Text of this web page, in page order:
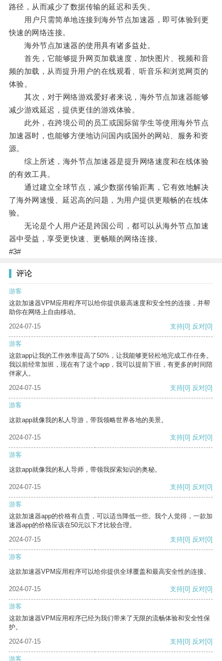
路径，从而减少了数据传输的延迟和丢失。
用户只需简单地连接到海外节点加速器，即可体验到更
快速的网络连接。
海外节点加速器的使用具有诸多益处。
首先，它能够提升网页加载速度，加快图片、视频和音
频的加载，从而提升用户的在线观看、听音乐和浏览网页的
体验。
其次，对于网络游戏爱好者来说，海外节点加速器能够
减少游戏延迟，提供更佳的游戏体验。
此外，在跨境公司的员工或国际留学生等使用海外节点
加速器时，也能够方便地访问国内或国外的网站、服务和资
源。
综上所述，海外节点加速器是提升网络速度和在线体验
的有效工具。
通过建立全球节点，减少数据传输距离，它有效地解决
了海外网速慢、延迟高的问题，为用户提供更顺畅的在线体
验。
无论是个人用户还是跨国公司，都可以从海外节点加速
器中受益，享受更快速、更畅顺的网络连接。
#3#
评论
游客
这款加速器VPM应用程序可以给你提供最高速度和安全性的连接，并帮
助你在网络上自由移动。
2024-07-15
支持[0] 反对[0]
游客
这款app让我的工作效率提高了50%，让我能够更轻松地完成工作任务。
我以前经常加班，现在有了这个app，我可以提前下班，有更多的时间陪
伴家人。
2024-07-15
支持[0] 反对[0]
游客
这款app就像我的私人导游，带我领略世界各地的美景。
2024-07-15 支持[0] 反对[0]
游客
这款app就像我的私人导师，带领我探索知识的奥秘。
2024-07-15 支持[0] 反对[0]
游客
这款加速器app的价格有点贵，可以适当降低一些。我个人觉得，一款加
速器app的价格应该在50元以下才比较合理。
2024-07-15
支持[0] 反对[0]
游客
这款加速器VPM应用程序可以给你提供全球覆盖和最高安全性的连接。
2024-07-15 支持[0] 反对[0]
游客
这款加速器VPM应用程序已经为我们带来了无限的流畅体验和安全性保
护。
2024-07-15
支持[0] 反对[0]
游客